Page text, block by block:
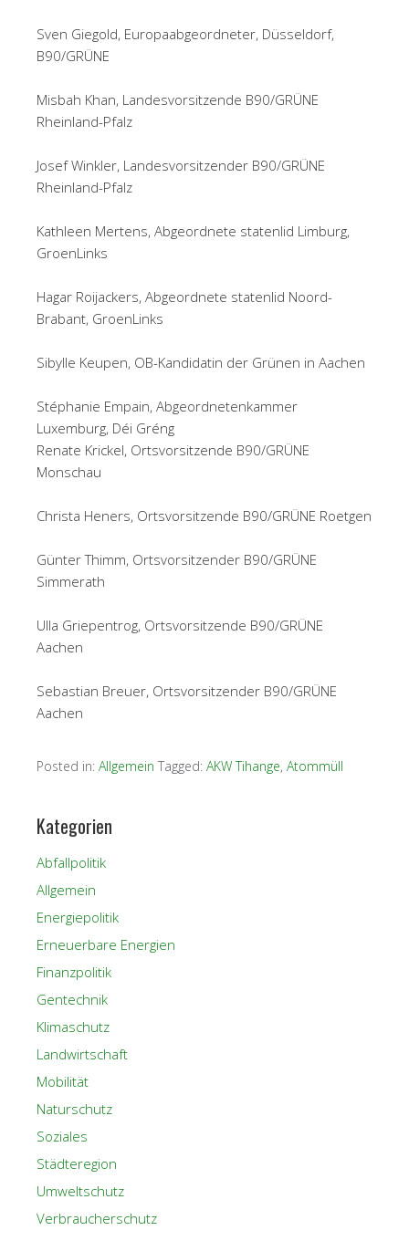
Sven Giegold, Europaabgeordneter, Düsseldorf,
B90/GRÜNE
Misbah Khan, Landesvorsitzende B90/GRÜNE
Rheinland-Pfalz
Josef Winkler, Landesvorsitzender B90/GRÜNE
Rheinland-Pfalz
Kathleen Mertens, Abgeordnete statenlid Limburg,
GroenLinks
Hagar Roijackers, Abgeordnete statenlid Noord-
Brabant, GroenLinks
Sibylle Keupen, OB-Kandidatin der Grünen in Aachen
Stéphanie Empain, Abgeordnetenkammer
Luxemburg, Déi Gréng
Renate Krickel, Ortsvorsitzende B90/GRÜNE
Monschau
Christa Heners, Ortsvorsitzende B90/GRÜNE Roetgen
Günter Thimm, Ortsvorsitzender B90/GRÜNE
Simmerath
Ulla Griepentrog, Ortsvorsitzende B90/GRÜNE
Aachen
Sebastian Breuer, Ortsvorsitzender B90/GRÜNE
Aachen
Posted in: Allgemein Tagged: AKW Tihange, Atommüll
Kategorien
Abfallpolitik
Allgemein
Energiepolitik
Erneuerbare Energien
Finanzpolitik
Gentechnik
Klimaschutz
Landwirtschaft
Mobilität
Naturschutz
Soziales
Städteregion
Umweltschutz
Verbraucherschutz